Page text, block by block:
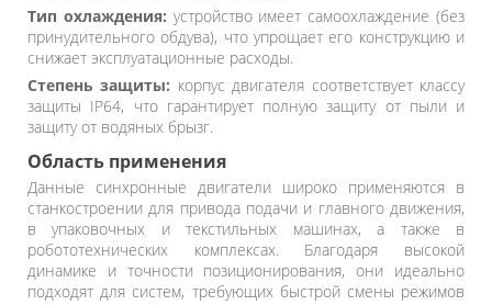
Тип охлаждения: устройство имеет самоохлаждение (без
принудительного обдува), что упрощает его конструкцию и
снижает эксплуатационные расходы.
Степень защиты: корпус двигателя соответствует классу
защиты IP64, что гарантирует полную защиту от пыли и
защиту от водяных брызг.
Область применения
Данные синхронные двигатели широко применяются в
станкостроении для привода подачи и главного движения,
в упаковочных и текстильных машинах, а также в
робототехнических комплексах. Благодаря высокой
динамике и точности позиционирования, они идеально
подходят для систем, требующих быстрой смены режимов